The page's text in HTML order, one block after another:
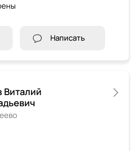
Написать
Виталий